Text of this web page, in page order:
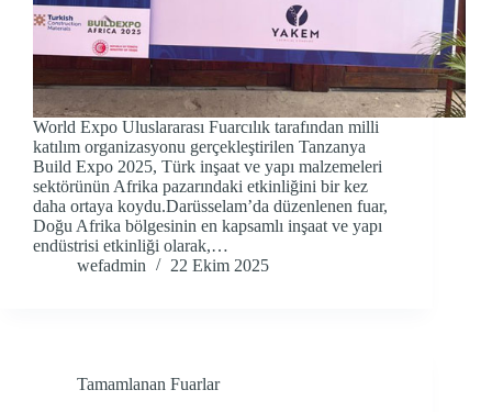
World Expo Uluslararası Fuarcılık tarafından milli
katılım organizasyonu gerçekleştirilen Tanzanya
Build Expo 2025, Türk inşaat ve yapı malzemeleri
sektörünün Afrika pazarındaki etkinliğini bir kez
daha ortaya koydu.Darüsselam’da düzenlenen fuar,
Doğu Afrika bölgesinin en kapsamlı inşaat ve yapı
endüstrisi etkinliği olarak,…
wefadmin
22 Ekim 2025
Tamamlanan Fuarlar